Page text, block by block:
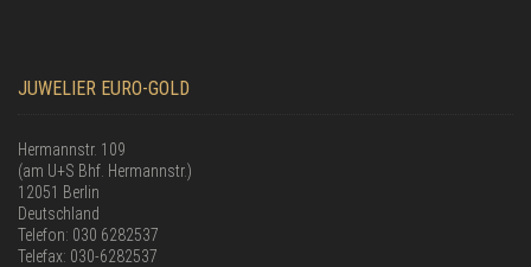
JUWELIER EURO-GOLD
Hermannstr. 109
(am U+S Bhf. Hermannstr.)
12051 Berlin
Deutschland
Telefon: 030 6282537
Telefax: 030-6282537